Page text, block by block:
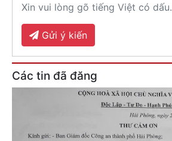
Xin vui lòng gõ tiếng Việt có dấu.
Gửi ý kiến
Các tin đã đăng